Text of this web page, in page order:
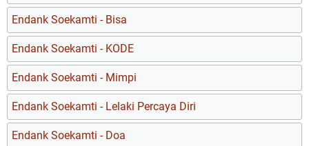
Endank Soekamti - Bisa
Endank Soekamti - KODE
Endank Soekamti - Mimpi
Endank Soekamti - Lelaki Percaya Diri
Endank Soekamti - Doa